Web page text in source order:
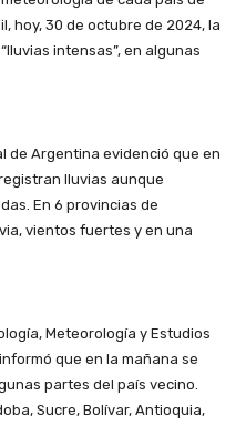
hoy, 30 de octubre de 2024, la
intensas”, en algunas
de Argentina evidenció que en
lluvias aunque
En 6 provincias de
vientos fuertes y en una
Meteorología y Estudios
informó que en la mañana se
partes del país vecino.
Sucre, Bolívar, Antioquia,